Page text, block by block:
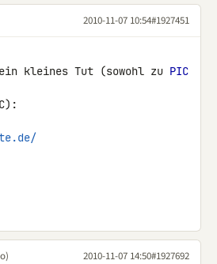
2010-11-07 10:54#1927451
kleines Tut (sowohl zu PIC
2010-11-07 14:50#1927692